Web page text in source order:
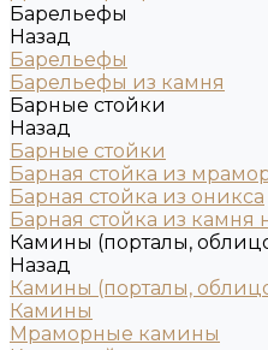
Барельефы
Назад
Барельефы
Барельефы из камня
Барные стойки
Назад
Барные стойки
Барная стойка из
Барная стойка из оникса
Барная стойка из камня
Камины (порталы,
Назад
Камины (порталы,
Камины
Мраморные камины